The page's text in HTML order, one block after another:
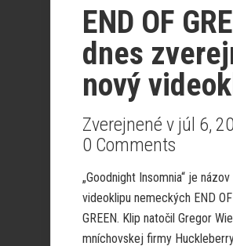
END OF
dnes
nový
Zverejnené v júl 6,
0 Comments
„Goodnight Insomnia“ je
videoklipu nemeckých END OF
GREEN. Klip natočil Gregor
mníchovskej firmy